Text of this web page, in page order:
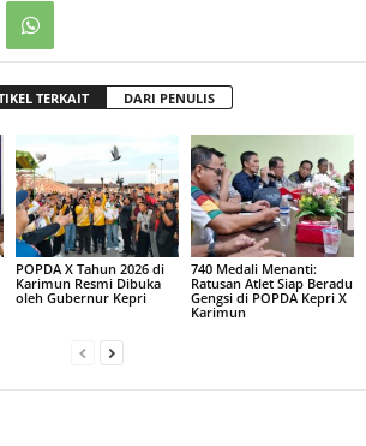
TERKAIT DARI PENULIS
POPDA X Tahun 2026 di
Karimun Resmi Dibuka
oleh Gubernur Kepri
740 Medali Menanti:
Ratusan Atlet Siap Beradu
Gengsi di POPDA Kepri X
Karimun